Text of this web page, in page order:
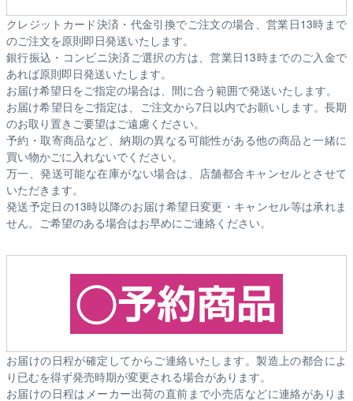
クレジットカード決済・代金引換でご注文の場合、営業日13時まで
のご注文を原則即日発送いたします。
銀行振込・コンビニ決済ご選択の方は、営業日13時までのご入金で
あれば原則即日発送いたします。
お届け希望日をご指定の場合は、間に合う範囲で発送いたします。
お届け希望日をご指定は、ご注文から7日以内でお願いします。長期
のお取り置きご要望はご遠慮ください。
予約・取寄商品など、納期の異なる可能性がある他の商品と一緒に
買い物かごに入れないでください。
万一、発送可能な在庫がない場合は、店舗都合キャンセルとさせて
いただきます。
発送予定日の13時以降のお届け希望日変更・キャンセル等は承れま
せん。ご希望のある場合はお早めにご連絡ください。
お届けの日程が確定してからご連絡いたします。製造上の都合によ
り已むを得ず発売時期が変更される場合があります。
お届けの日程はメーカー出荷の直前まで小売店などに連絡がありま